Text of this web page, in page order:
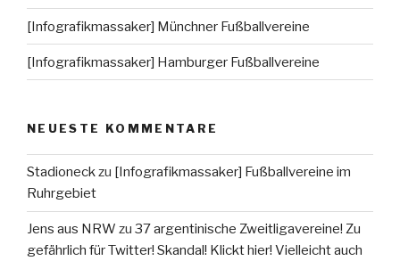
[Infografikmassaker] Münchner Fußballvereine
[Infografikmassaker] Hamburger Fußballvereine
NEUESTE KOMMENTARE
Stadioneckzu [Infografikmassaker] Fußballvereine im
Ruhrgebiet
Jens aus NRW zu 37 argentinische Zweitligavereine! Zu
gefährlich für Twitter! Skandal! Klickt hier! Vielleicht auch